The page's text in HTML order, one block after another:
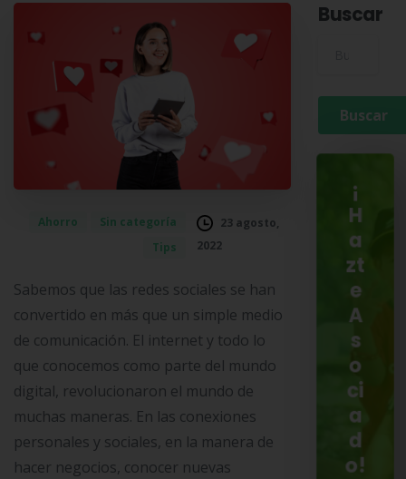
Ahorro
Sin categoría
Tips
23 agosto,
2022
Sabemos que las redes sociales se han
convertido en más que un simple medio
de comunicación. El internet y todo lo
que conocemos como parte del mundo
digital, revolucionaron el mundo de
muchas maneras. En las conexiones
personales y sociales, en la manera de
hacer negocios, conocer nuevas
Buscar
¡
H
a
zt
e
A
s
o
ci
a
d
o!